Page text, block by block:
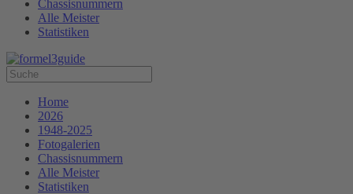
Chassisnummern
Alle Meister
Statistiken
Home
2026
1948-2025
Fotogalerien
Chassisnummern
Alle Meister
Statistiken